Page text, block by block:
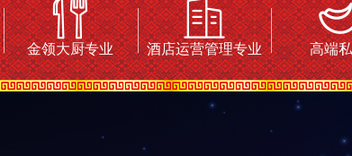
金领大厨专业 酒店运营管理专业 高端